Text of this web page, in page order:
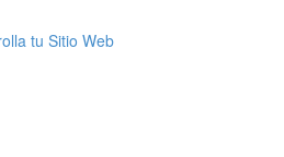
tu Sitio Web